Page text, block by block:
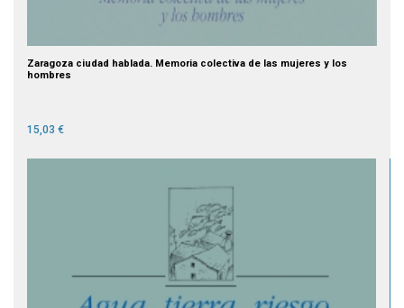
Zaragoza ciudad hablada. Memoria colectiva de las mujeres y los
hombres
15,03 €